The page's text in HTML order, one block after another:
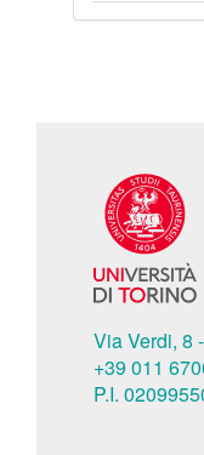
Via Verdi, 8
+39 011
P.I.